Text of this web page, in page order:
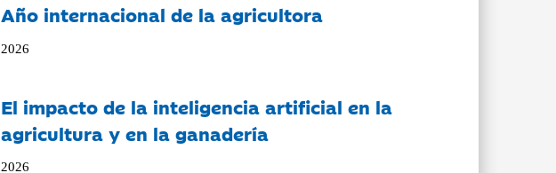
Año internacional de la agricultora
2026
El impacto de la inteligencia artificial en la
agricultura y en la ganadería
2026